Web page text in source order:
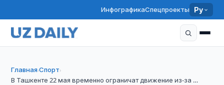
ИнфографикаСпецпроекты Ру
Главная›Спорт›
В Ташкенте 22 мая временно ограничат движение из-за …